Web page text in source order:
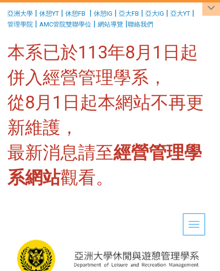
亞洲大學 | 休憩YT | 休憩FB | 休憩IG | 亞大FB | 亞大IG | 亞大YT |
管理學院 | AMC管院雙聯學位 | 網站導覽 |聯絡我們
本系已於113年8月1日起
併入經營管理學系，
從8月1日起本網站不再更
新維護，
最新消息請至經營管理學
系網站觀看。
Toggle